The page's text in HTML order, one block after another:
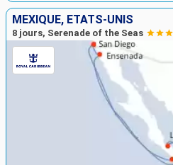
MEXIQUE, ÉTATS-UNIS
8 jours, Serenade of the Seas